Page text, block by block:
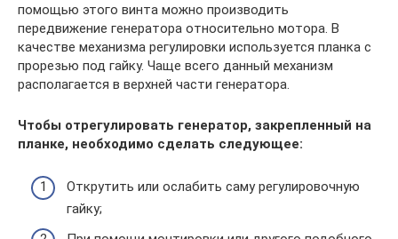
помощью этого винта можно производить
передвижение генератора относительно мотора. В
качестве механизма регулировки используется планка с
прорезью под гайку. Чаще всего данный механизм
располагается в верхней части генератора.
Чтобы отрегулировать генератор, закрепленный на
планке, необходимо сделать следующее:
Открутить или ослабить саму регулировочную
гайку;